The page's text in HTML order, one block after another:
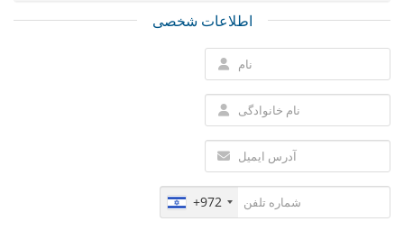
اطلاعات شخصی
+972